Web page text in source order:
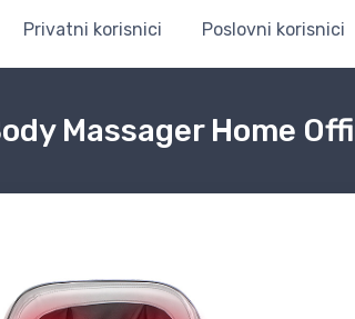
Privatni korisnici Poslovni korisnici
Massager Home